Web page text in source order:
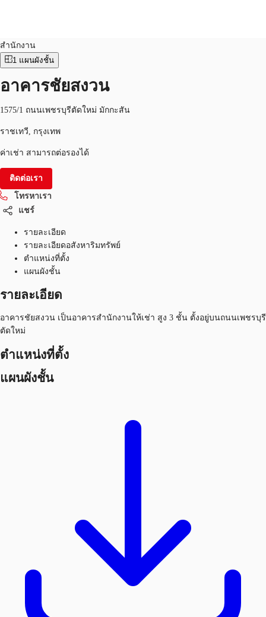
พื้นที่สำนักงาน
เฟล็กสเปซ
บทความที่น่าสนใจ
เกี่ยวกับ JLL
อสังหาริมทรัพย์ที่บันทึกไว้
TH
+6626246471 ติดต่อเรา
สำนักงาน
1 แผนผังชั้น
อาคารชัยสงวน
1575/1 ถนนเพชรบุรีตัดใหม่ มักกะสัน
ราชเทวี, กรุงเทพ
ค่าเช่า สามารถต่อรองได้
ติดต่อเรา
โทรหาเรา
แชร์
รายละเอียด
รายละเอียดอสังหาริมทรัพย์
ตำแหน่งที่ตั้ง
แผนผังชั้น
รายละเอียด
อาคารชัยสงวน เป็นอาคารสำนักงานให้เช่า สูง 3 ชั้น ตั้งอยู่บนถนนเพชรบุรี
ตัดใหม่
ตำแหน่งที่ตั้ง
แผนผังชั้น